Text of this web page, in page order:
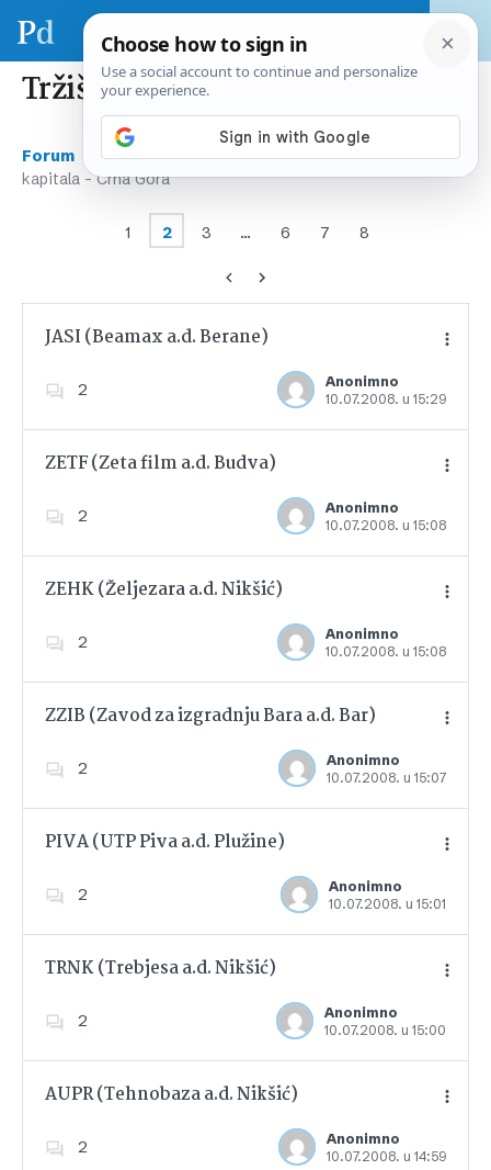
Tržišta kapitala – Crna Gora
Forum Tržište kapitala – regija & svijet ›
Tržišta
kapitala – Crna Gora
1 2 3 … 6 7 8
JASI (Beamax a.d. Berane)
2
Anonimno
10.07.2008. u 15:29
Dodajte u favorite
ZETF (Zeta film a.d. Budva)
2
Anonimno
10.07.2008. u 15:08
Dodajte u favorite
ZEHK (Željezara a.d. Nikšić)
2
Anonimno
10.07.2008. u 15:08
Dodajte u favorite
ZZIB (Zavod za izgradnju Bara a.d. Bar)
2
Anonimno
10.07.2008. u 15:07
Dodajte u favorite
PIVA (UTP Piva a.d. Plužine)
2
Anonimno
10.07.2008. u 15:01
Dodajte u favorite
TRNK (Trebjesa a.d. Nikšić)
2
Anonimno
10.07.2008. u 15:00
Dodajte u favorite
AUPR (Tehnobaza a.d. Nikšić)
2
Anonimno
10.07.2008. u 14:59
Dodajte u favorite